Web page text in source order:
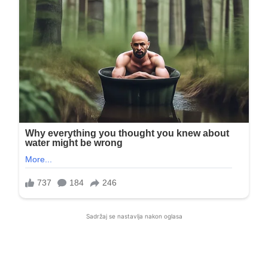
Sadržaj se nastavlja nakon oglasa